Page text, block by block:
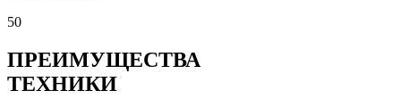
50
ПРЕИМУЩЕСТВА
ТЕХНИКИ